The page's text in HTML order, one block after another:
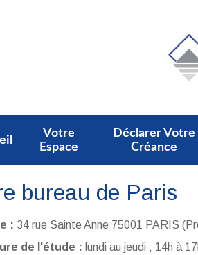
Votre
Espace
Déclarer Votre
Créance
bureau de Paris
: 34 rue Sainte Anne 75001 PARIS
de l'étude : lundi au jeudi ; 14h à